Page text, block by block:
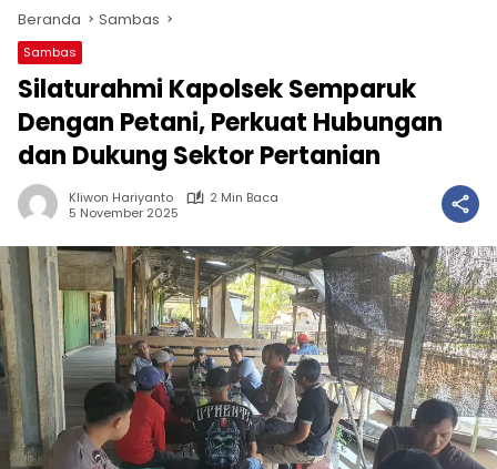
Beranda Sambas
Sambas
Silaturahmi Kapolsek Semparuk
Dengan Petani, Perkuat Hubungan
dan Dukung Sektor Pertanian
Kliwon Hariyanto
2 Min Baca
5 November 2025